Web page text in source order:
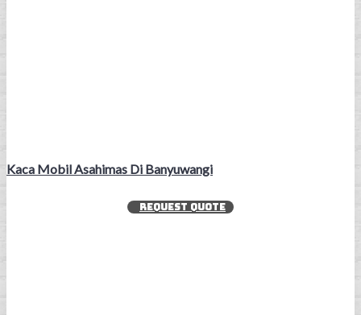
Kaca Mobil Asahimas Di Banyuwangi
REQUEST QUOTE